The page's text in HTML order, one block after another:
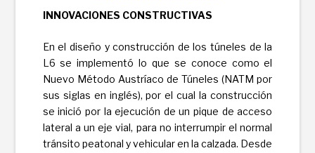
INNOVACIONES CONSTRUCTIVAS
En el diseño y construcción de los túneles de la
L6 se implementó lo que se conoce como el
Nuevo Método Austríaco de Túneles (NATM por
sus siglas en inglés), por el cual la construcción
se inició por la ejecución de un pique de acceso
lateral a un eje vial, para no interrumpir el normal
tránsito peatonal y vehicular en la calzada. Desde